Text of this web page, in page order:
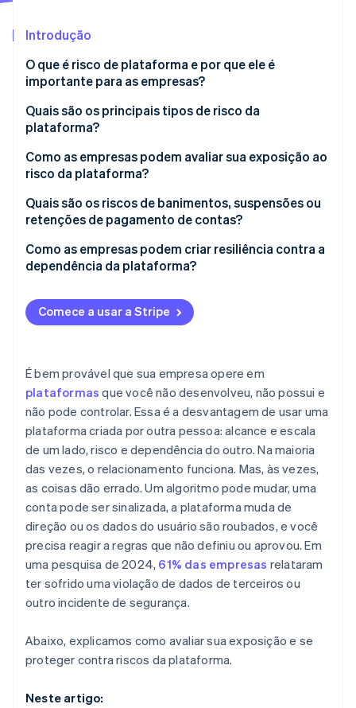
Radar
Atlas
Incorporação de startups
Climate
Remoção de carbono
Identity
Verificação de identidade
Stripe Sessions 2026
Veja como a Stripe está construindo a infraestrutura
Parceiros
Stripe App Marketplace
Introdução
O que é risco de plataforma e por que ele é
importante para as empresas?
Quais são os principais tipos de risco da
plataforma?
Risco de banimento de contas e moderação
Risco algorítmico
Risco de mudança de políticas e tarifas
Risco de estabilidade ou existência da plataforma
Risco financeiro e de pagamentos
Como as empresas podem avaliar sua exposição ao
risco da plataforma?
Liste suas dependências
Avalie a importância de cada um
Leia as letras miúdas e os títulos
Considere pressões externas
Quais são os riscos de banimentos, suspensões ou
retenções de pagamento de contas?
Perda súbita de receita
Corte do acesso a clientes ou dados
Danos à reputação
Como as empresas podem criar resiliência contra a
dependência da plataforma?
Desenvolva canais de sua propriedade
Use várias plataformas
Tenha backups e mantenha-os atualizados
Mantenha a conformidade e crie conexões humanas
Fique atento aos primeiros sinais
Comece a usar a Stripe
É bem provável que sua empresa opere em
plataformas que você não desenvolveu, não possui e
não pode controlar. Essa é a desvantagem de usar uma
plataforma criada por outra pessoa: alcance e escala
de um lado, risco e dependência do outro. Na maioria
das vezes, o relacionamento funciona. Mas, às vezes,
as coisas dão errado. Um algoritmo pode mudar, uma
conta pode ser sinalizada, a plataforma muda de
direção ou os dados do usuário são roubados, e você
precisa reagir a regras que não definiu ou aprovou. Em
uma pesquisa de 2024, 61% das empresas relataram
ter sofrido uma violação de dados de terceiros ou
outro incidente de segurança.
Abaixo, explicamos como avaliar sua exposição e se
proteger contra riscos da plataforma.
Neste artigo: